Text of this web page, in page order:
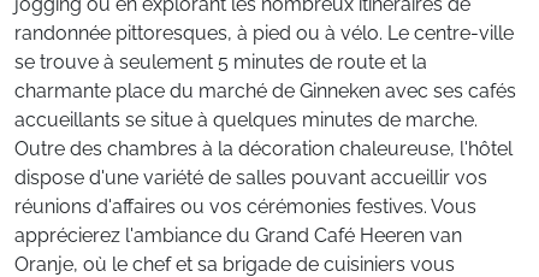
randonnée pittoresques, à pied ou à vélo. Le centre-ville
se trouve à seulement 5 minutes de route et la
charmante place du marché de Ginneken avec ses cafés
accueillants se situe à quelques minutes de marche.
Outre des chambres à la décoration chaleureuse, l'hôtel
dispose d'une variété de salles pouvant accueillir vos
réunions d'affaires ou vos cérémonies festives. Vous
apprécierez l'ambiance du Grand Café Heeren van
Oranje, où le chef et sa brigade de cuisiniers vous